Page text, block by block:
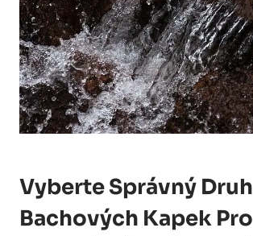
Vyberte Správný Druh
Bachových Kapek Pro